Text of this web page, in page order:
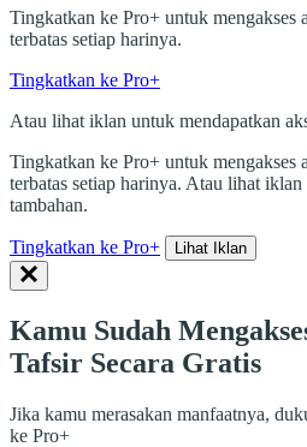
Tingkatkan ke Pro+ untuk mengakses
terbatas setiap harinya.
Tingkatkan ke Pro+
Atau lihat iklan untuk mendapatkan
Tingkatkan ke Pro+ untuk mengakses
terbatas setiap harinya. Atau lihat
tambahan.
Tingkatkan ke Pro+ Lihat Iklan
Kamu Sudah
Tafsir Secara Gratis
Jika kamu merasakan manfaatnya,
ke Pro+